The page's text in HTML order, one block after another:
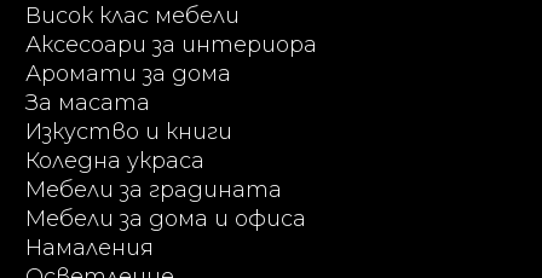
Висок клас мебели
Аксесоари за интериора
Аромати за дома
За масата
Изкуство и книги
Коледна украса
Мебели за градината
Мебели за дома и офиса
Намаления